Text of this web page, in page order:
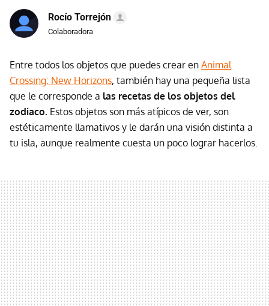
Rocío Torrejón
Colaboradora
Entre todos los objetos que puedes crear en Animal
Crossing: New Horizons, también hay una pequeña lista
que le corresponde a las recetas de los objetos del
zodiaco. Estos objetos son más atípicos de ver, son
estéticamente llamativos y le darán una visión distinta a
tu isla, aunque realmente cuesta un poco lograr hacerlos.